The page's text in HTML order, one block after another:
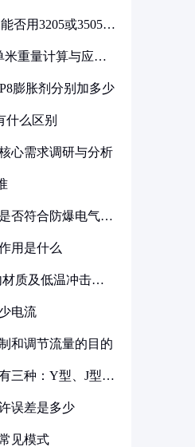
否用3205或3505代
米重量计算与应用
膨胀剂分别加多少
什么区别
心需求调研与分析
否符合防爆电气设
用是什么
质及低温冲击要
电流
和调节流量的目的
三种：Y型、J型、
误差是多少
见模式